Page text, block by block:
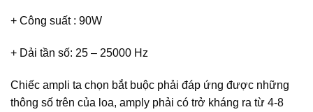
+ Công suất : 90W
+ Dải tần số: 25 – 25000 Hz
Chiếc ampli ta chọn bắt buộc phải đáp ứng được những
thông số trên của loa, amply phải có trở kháng ra từ 4-8